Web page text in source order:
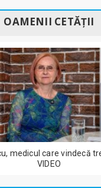
OAMENII CETĂȚII
medicul care vindecă
VIDEO